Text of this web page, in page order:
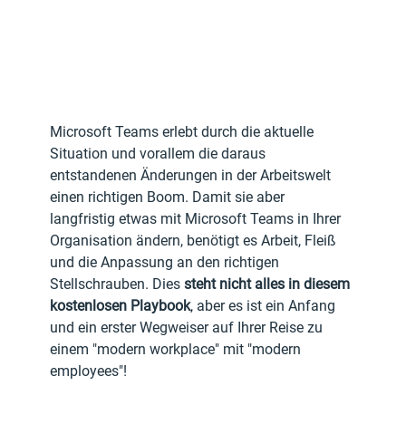
Microsoft Teams erlebt durch die aktuelle
Situation und vorallem die daraus
entstandenen Änderungen in der Arbeitswelt
einen richtigen Boom. Damit sie aber
langfristig etwas mit Microsoft Teams in Ihrer
Organisation ändern, benötigt es Arbeit, Fleiß
und die Anpassung an den richtigen
Stellschrauben. Dies steht nicht alles in diesem
kostenlosen Playbook, aber es ist ein Anfang
und ein erster Wegweiser auf Ihrer Reise zu
einem "modern workplace" mit "modern
employees"!